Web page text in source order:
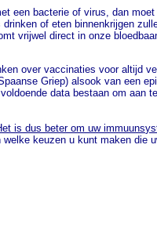
een bacterie of virus, dan
of eten binnenkrijgen
vrijwel direct in onze
over vaccinaties voor altijd
Griep) alsook van een
data bestaan om aan
is dus beter om uw
keuzen u kunt maken die